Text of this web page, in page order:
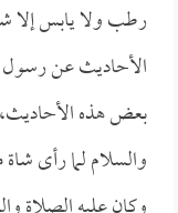
رطب ولا يابس إلا
الأحاديث عن رسول
بعض هذه الأحاديث،
والسلام لما رأى